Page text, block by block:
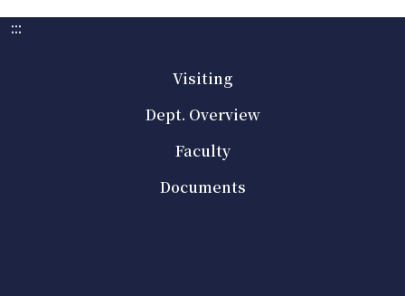
:::
Visiting
Dept. Overview
Faculty
Documents